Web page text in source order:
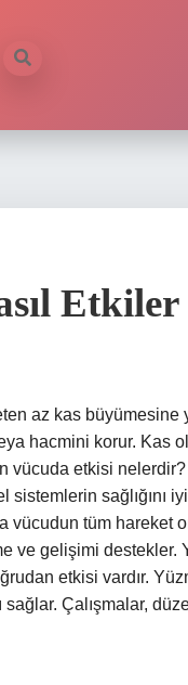
Etkiler
az kas
hacmini korur. Kas
vücuda etkisi
sağlığını
vücudun tüm hareket
ve gelişimi destekler.
etkisi vardır.
sağlar. Çalışmalar,